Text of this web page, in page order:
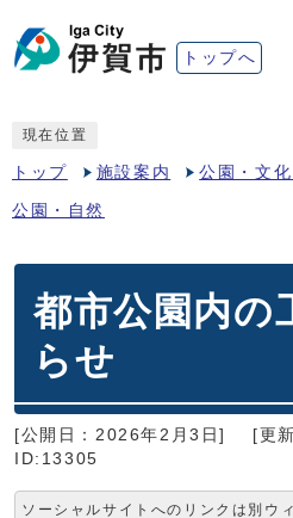
トップへ
現在位置
トップ 施設案内 公園・文
公園・自然
都市公園内の
らせ
[公開日：2026年2月3日]
[更
ID:13305
ソーシャルサイトへのリンクは別ウ